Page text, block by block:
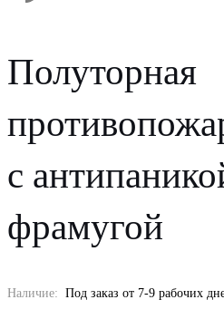
Полуторная
с
фрамугой
Наличие: Под заказ от 7-9 рабочих